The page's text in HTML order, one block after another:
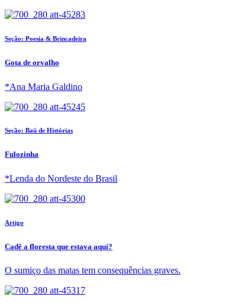
Seção: Poesia & Brincadeira
Gota de orvalho
*Ana Maria Galdino
Seção: Baú de Histórias
Fulozinha
*Lenda do Nordeste do Brasil
Artigo
Cadê a floresta que estava aqui?
O sumiço das matas tem consequências graves.